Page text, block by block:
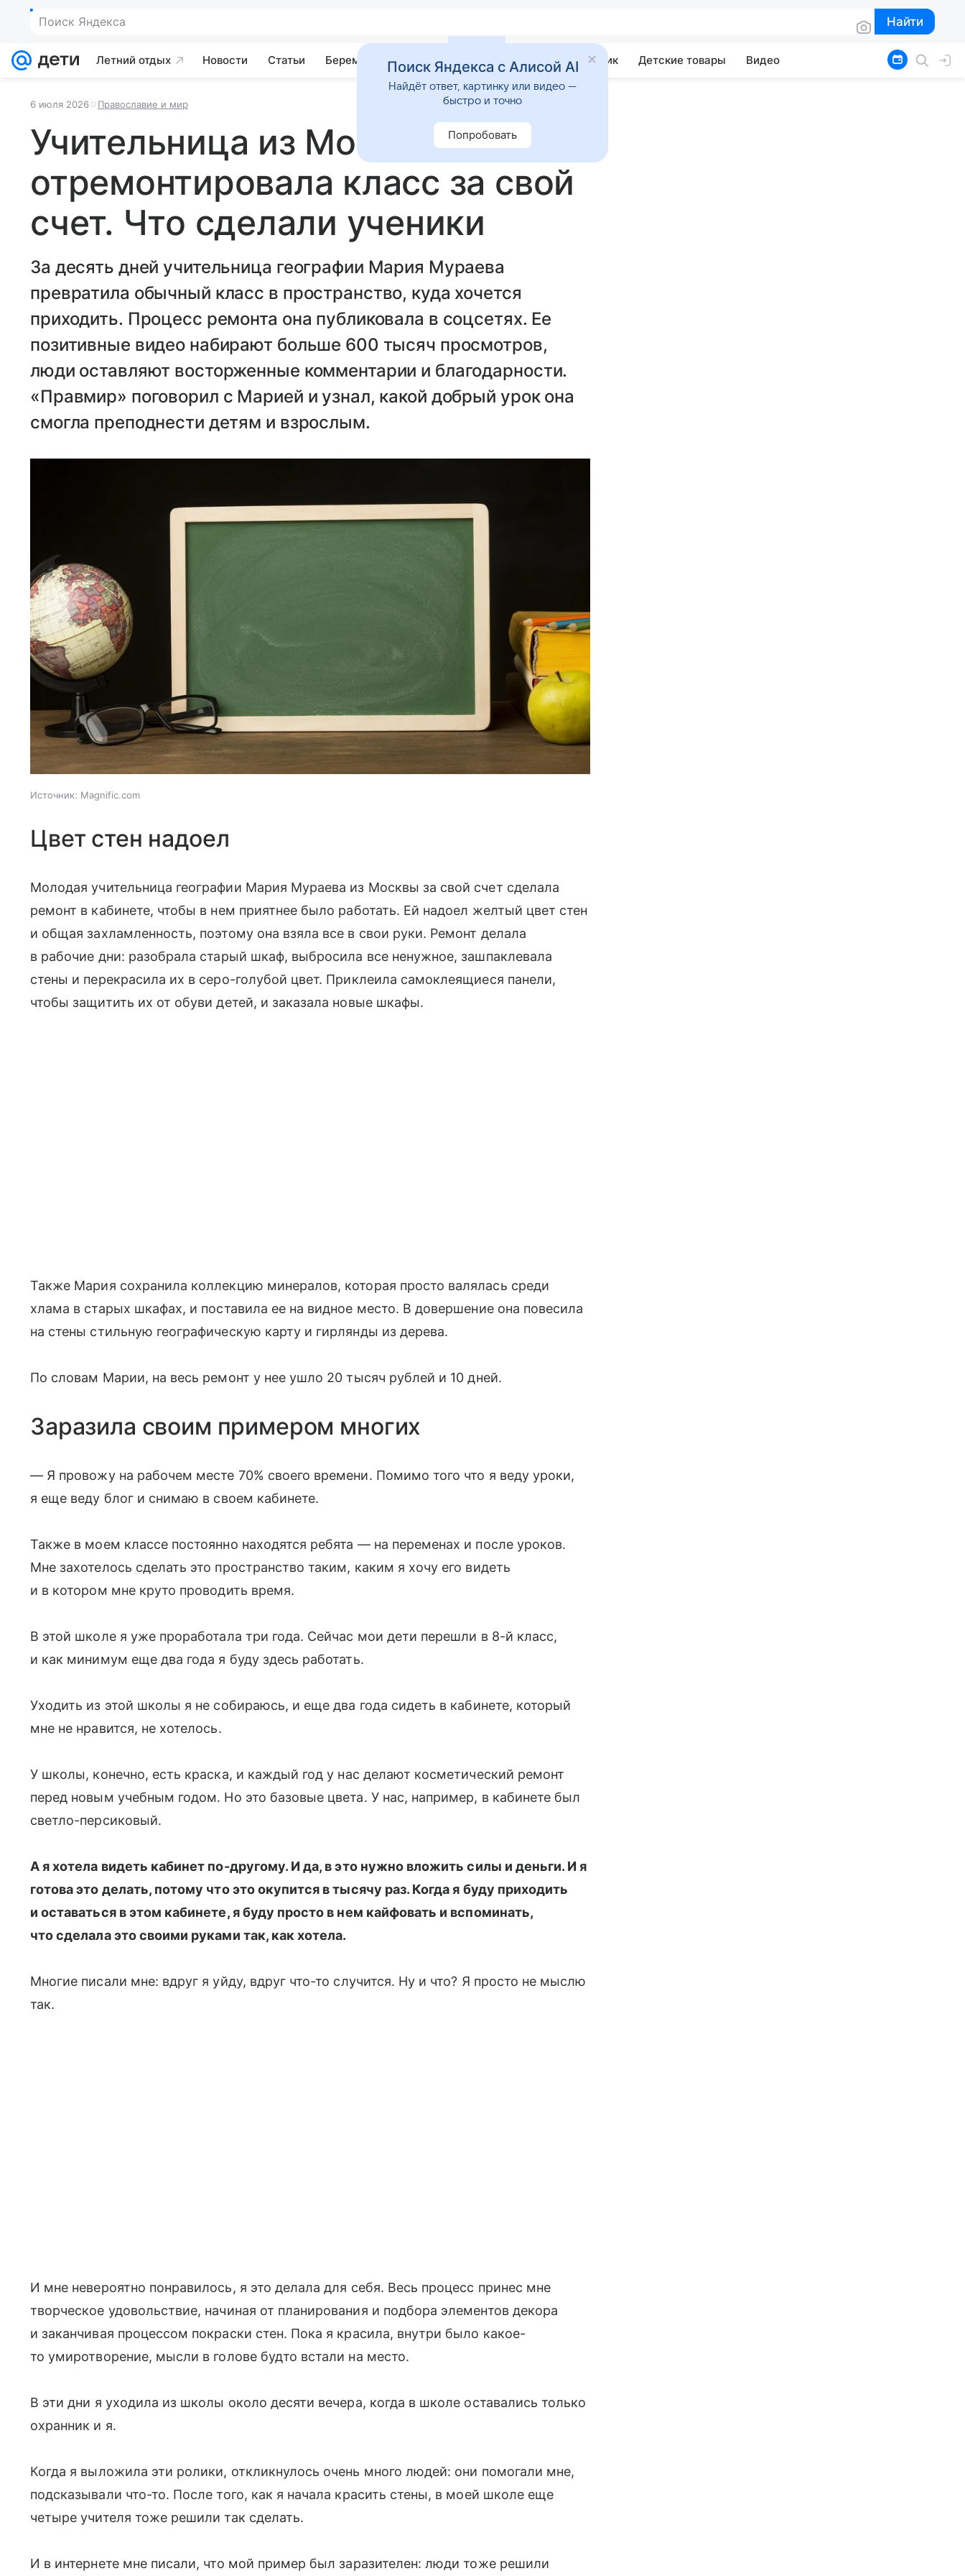
Поиск Яндекса Найти
Найти
Летний отдых Новости Статьи Беременность Развитие Почемучка Учебник Детские товары Видео
6 июля 2026 Православие и мир
Учительница из Москвы
отремонтировала класс за свой
счет. Что сделали ученики
За десять дней учительница географии Мария Мураева
превратила обычный класс в пространство, куда хочется
приходить. Процесс ремонта она публиковала в соцсетях. Ее
позитивные видео набирают больше 600 тысяч просмотров,
люди оставляют восторженные комментарии и благодарности.
«Правмир» поговорил с Марией и узнал, какой добрый урок она
смогла преподнести детям и взрослым.
Источник: Magnific.com
Цвет стен надоел
Молодая учительница географии Мария Мураева из Москвы за свой счет сделала
ремонт в кабинете, чтобы в нем приятнее было работать. Ей надоел желтый цвет стен
и общая захламленность, поэтому она взяла все в свои руки. Ремонт делала
в рабочие дни: разобрала старый шкаф, выбросила все ненужное, зашпаклевала
стены и перекрасила их в серо-голубой цвет. Приклеила самоклеящиеся панели,
чтобы защитить их от обуви детей, и заказала новые шкафы.
Также Мария сохранила коллекцию минералов, которая просто валялась среди
хлама в старых шкафах, и поставила ее на видное место. В довершение она повесила
на стены стильную географическую карту и гирлянды из дерева.
По словам Марии, на весь ремонт у нее ушло 20 тысяч рублей и 10 дней.
Заразила своим примером многих
— Я провожу на рабочем месте 70% своего времени. Помимо того что я веду уроки,
я еще веду блог и снимаю в своем кабинете.
Также в моем классе постоянно находятся ребята — на переменах и после уроков.
Мне захотелось сделать это пространство таким, каким я хочу его видеть
и в котором мне круто проводить время.
В этой школе я уже проработала три года. Сейчас мои дети перешли в 8-й класс,
и как минимум еще два года я буду здесь работать.
Уходить из этой школы я не собираюсь, и еще два года сидеть в кабинете, который
мне не нравится, не хотелось.
У школы, конечно, есть краска, и каждый год у нас делают косметический ремонт
перед новым учебным годом. Но это базовые цвета. У нас, например, в кабинете был
светло-персиковый.
А я хотела видеть кабинет по-другому. И да, в это нужно вложить силы и деньги. И я
готова это делать, потому что это окупится в тысячу раз. Когда я буду приходить
и оставаться в этом кабинете, я буду просто в нем кайфовать и вспоминать,
что сделала это своими руками так, как хотела.
Многие писали мне: вдруг я уйду, вдруг что-то случится. Ну и что? Я просто не мыслю
так.
И мне невероятно понравилось, я это делала для себя. Весь процесс принес мне
творческое удовольствие, начиная от планирования и подбора элементов декора
и заканчивая процессом покраски стен. Пока я красила, внутри было какое-
то умиротворение, мысли в голове будто встали на место.
В эти дни я уходила из школы около десяти вечера, когда в школе оставались только
охранник и я.
Когда я выложила эти ролики, откликнулось очень много людей: они помогали мне,
подсказывали что-то. После того, как я начала красить стены, в моей школе еще
четыре учителя тоже решили так сделать.
И в интернете мне писали, что мой пример был заразителен: люди тоже решили
Поиск Яндекса с Алисой AI
Найдёт ответ, картинку или видео —
быстро и точно
Попробовать